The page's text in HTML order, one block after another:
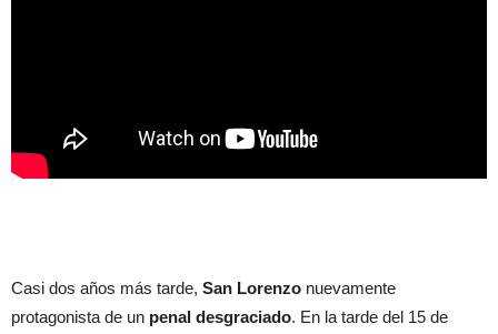
Casi dos años más tarde, San Lorenzo nuevamente
protagonista de un penal desgraciado. En la tarde del 15 de